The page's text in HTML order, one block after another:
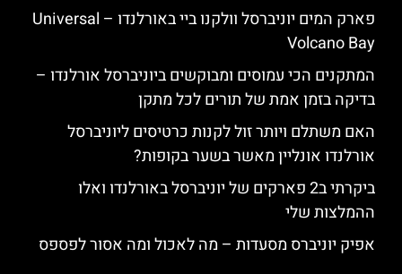
פארק המים יוניברסל וולקנו ביי באורלנדו – Universal
Volcano Bay
המתקנים הכי עמוסים ומבוקשים ביוניברסל אורלנדו –
בדיקה בזמן אמת של תורים לכל מתקן
האם משתלם ויותר זול לקנות כרטיסים ליוניברסל
אורלנדו אונליין מאשר בשער בקופות?
ביקרתי ב2 פארקים של יוניברסל באורלנדו ואלו
ההמלצות שלי
אפיק יוניברס מסעדות – מה לאכול ומה אסור לפספס